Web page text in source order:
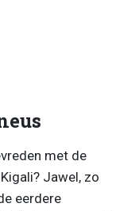
met de
Jawel, zo
eerdere